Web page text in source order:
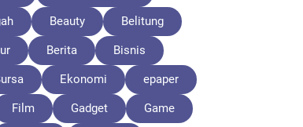
Beauty Belitung
Berita Bisnis
Ekonomi epaper
Film Gadget Game